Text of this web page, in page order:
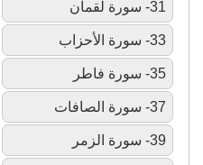
31- سورة لقمان
33- سورة الأحزاب
35- سورة فاطر
37- سورة الصافات
39- سورة الزمر